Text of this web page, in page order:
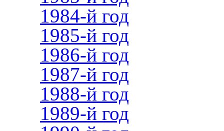
1984-й год
1985-й год
1986-й год
1987-й год
1988-й год
1989-й год